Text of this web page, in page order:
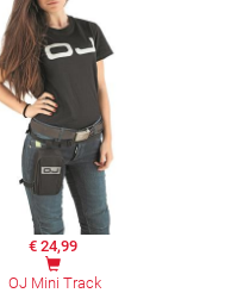
€ 24,99
OJ Mini Track